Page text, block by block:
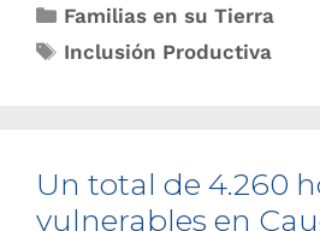
Familias en su Tierra
Inclusión Productiva
Un total de 4.260
vulner​ables en